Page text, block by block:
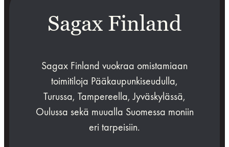
Sagax Finland
Sagax Finland vuokraa omistamiaan
toimitiloja Pääkaupunkiseudulla,
Turussa, Tampereella, Jyväskylässä,
Oulussa sekä muualla Suomessa moniin
eri tarpeisiin.